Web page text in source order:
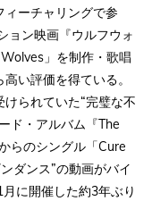
ーチャリングで参
ョン映画『ウルフウォ
」を制作・歌唱
い評価を得ている。
られていた“完璧な不
ド・アルバム『The
らのシングル「Cure
ダンス”の動画がバイ
に開催した約3年ぶり